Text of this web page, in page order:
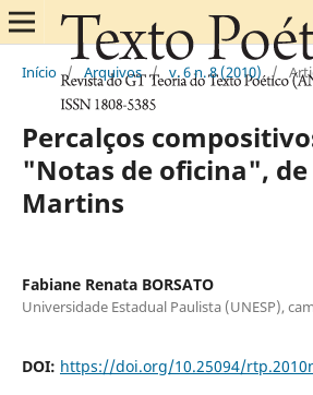
Início / Arquivos / v. 6 n. 8 (2010) /
Percalços
"Notas de oficina",
Martins
Fabiane Renata BORSATO
Universidade Estadual Paulista (UNESP),
DOI: https://doi.org/10.25094/